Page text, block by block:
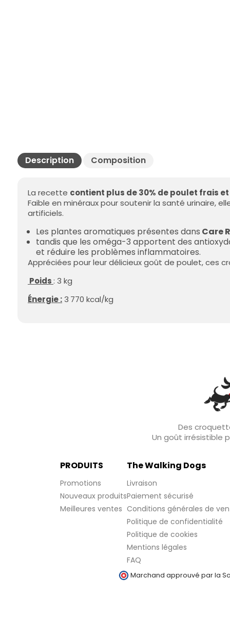
Description Composition
La recette contient plus de 30% de poulet frais
Faible en minéraux pour soutenir la santé urinaire,
artificiels.
Les plantes aromatiques présentes dans Care
tandis que les oméga-3 apportent des
et réduire les problèmes inflammatoires.
Appréciées pour leur délicieux goût de poulet, ces
Poids: 3 kg
Énergie :3 770 kcal/kg
Des
Un goût irrésistible
PRODUITS
Promotions
Nouveaux produits
Meilleures ventes
The Walking Dogs
Livraison
Paiement sécurisé
Conditions générales de
Politique de confidentialité
Politique de cookies
Mentions légales
FAQ
Marchand approuvé par la